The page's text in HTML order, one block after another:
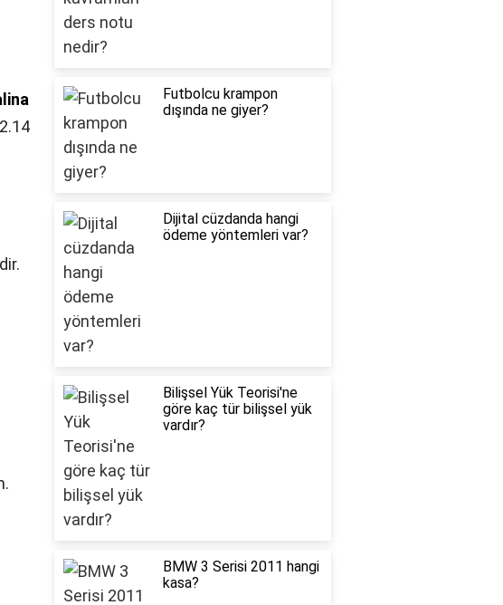
Futbolcu krampon
dışında ne giyer?
Dijital cüzdanda hangi
ödeme yöntemleri var?
Bilişsel Yük Teorisi'ne
göre kaç tür bilişsel yük
vardır?
BMW 3 Serisi 2011 hangi
kasa?